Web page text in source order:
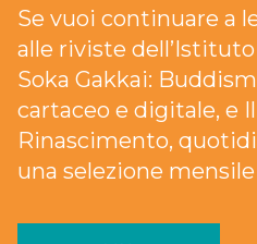
Se vuoi continuare a
alle riviste
Soka Gakkai:
cartaceo e digitale, e
Rinascimento,
una selezione